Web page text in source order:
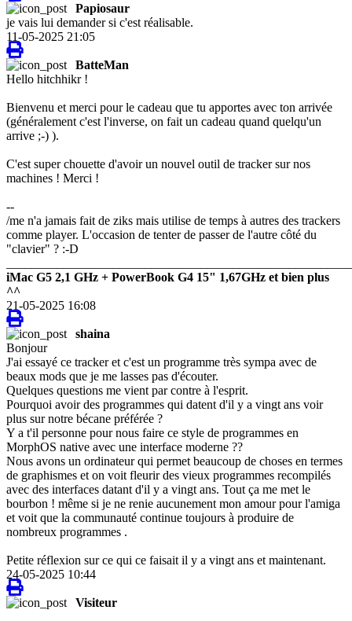
Papiosaur
je vais lui demander si c'est réalisable.
11-05-2025 21:05
BatteMan
Hello hitchhikr !
Bienvenu et merci pour le cadeau que tu apportes avec ton arrivée
(généralement c'est l'inverse, on fait un cadeau quand quelqu'un
arrive ;-) ).
C'est super chouette d'avoir un nouvel outil de tracker sur nos
machines ! Merci !
--
/me n'a jamais fait de ziks mais utilise de temps à autres des trackers
comme player. L'occasion de tenter de passer de l'autre côté du
"clavier" ? :-D
iMac G5 2,1 GHz + PowerBook G4 15" 1,67GHz et bien plus
^^
21-05-2025 16:08
shaina
Bonjour
J'ai essayé ce tracker et c'est un programme très sympa avec de
beaux mods que je me lasses pas d'écouter.
Quelques questions me vient par contre à l'esprit.
Pourquoi avoir des programmes qui datent d'il y a vingt ans voir
plus sur notre bécane préférée ?
Y a t'il personne pour nous faire ce style de programmes en
MorphOS native avec une interface moderne ??
Nous avons un ordinateur qui permet beaucoup de choses en termes
de graphismes et on voit fleurir des vieux programmes recompilés
avec des interfaces datant d'il y a vingt ans. Tout ça me met le
bourbon ! même si je ne renie aucunement mon amour pour l'amiga
et voit que la communauté continue toujours à produire de
nombreux programmes .
Petite réflexion sur ce qui ce faisait il y a vingt ans et maintenant.
24-05-2025 10:44
Visiteur